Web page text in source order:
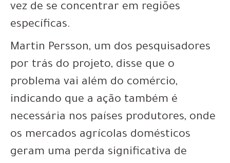
vez de se concentrar em regiões
específicas.
Martin Persson, um dos pesquisadores
por trás do projeto, disse que o
problema vai além do comércio,
indicando que a ação também é
necessária nos países produtores, onde
os mercados agrícolas domésticos
geram uma perda significativa de